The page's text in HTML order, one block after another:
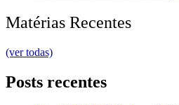
Matérias Recentes
(ver todas)
Posts recentes